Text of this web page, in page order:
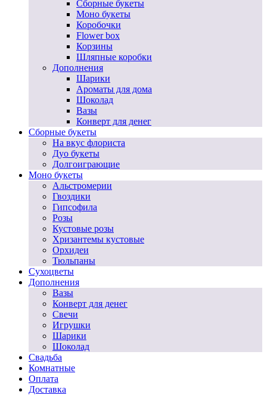
Сборные букеты
Моно букеты
Коробочки
Flower box
Корзины
Шляпные коробки
Дополнения
Шарики
Ароматы для дома
Шоколад
Вазы
Конверт для денег
Сборные букеты
На вкус флориста
Дуо букеты
Долгоиграющие
Моно букеты
Альстромерии
Гвоздики
Гипсофила
Розы
Кустовые розы
Хризантемы кустовые
Орхидеи
Тюльпаны
Сухоцветы
Дополнения
Вазы
Конверт для денег
Свечи
Игрушки
Шарики
Шоколад
Свадьба
Комнатные
Оплата
Доставка